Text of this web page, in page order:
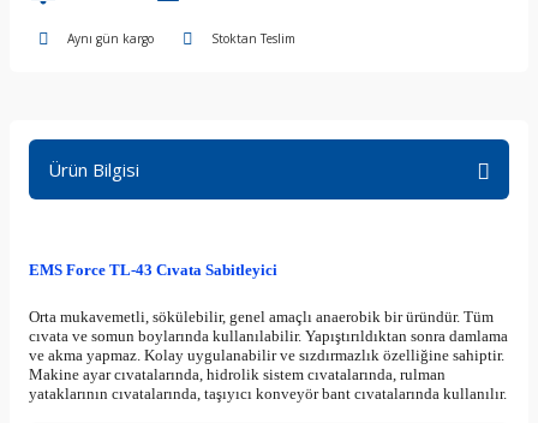
Aynı gün kargo Stoktan Teslim
Ürün Bilgisi
EMS Force TL-43 Cıvata Sabitleyici
Orta mukavemetli, sökülebilir, genel amaçlı anaerobik bir üründür. Tüm
cıvata ve somun boylarında kullanılabilir. Yapıştırıldıktan sonra damlama
ve akma yapmaz. Kolay uygulanabilir ve sızdırmazlık özelliğine sahiptir.
Makine ayar cıvatalarında, hidrolik sistem cıvatalarında, rulman
yataklarının cıvatalarında, taşıyıcı konveyör bant cıvatalarında kullanılır.